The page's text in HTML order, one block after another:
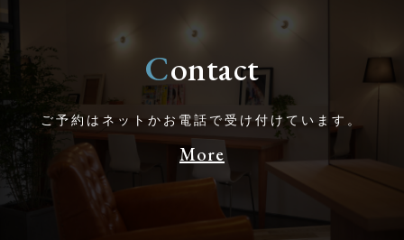
Contact
ご予約はネットかお電話で受け付けています。
More